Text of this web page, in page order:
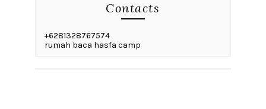
Contacts
+6281328767574
rumah baca hasfa camp